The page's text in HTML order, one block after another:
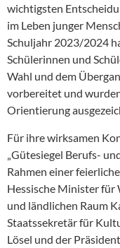
wichtigsten
im Leben junger
Schuljahr 2023/2024
Schülerinnen und
Wahl und dem
vorbereitet und
Orientierung
Für ihre wirksamen
„Gütesiegel Berufs-
Rahmen einer
Hessische Minister für
und ländlichen Raum
Staatssekretär für
Lösel und der